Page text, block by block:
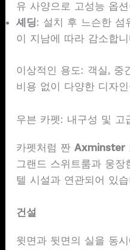
유 사양으로 고성능 옵
셰딩: 설치 후 느슨한 섬
이 지남에 따라 감소합니
이상적인 용도: 객실, 중
비용 없이 다양한 디자
우븐 카펫: 내구성 및 고
카펫처럼 짠 Axminster
그랜드 스위트룸과 웅
텔 시설과 연관되어 있
건설
윗면과 뒷면의 실을 동